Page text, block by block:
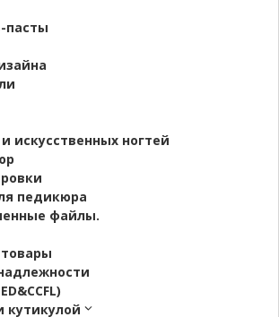
пасты
искусственных ногтей
педикюра
файлы.
кутикулой